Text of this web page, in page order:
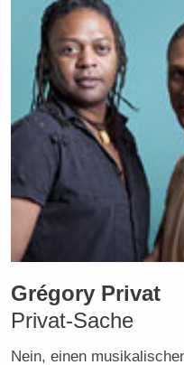
Grégory Privat
Privat-Sache
Nein, einen